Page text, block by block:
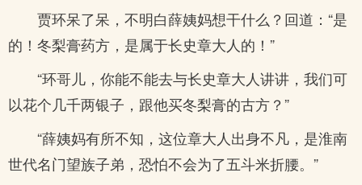
贾环呆了呆，不明白薛姨妈想干什么？回道：“是
的！冬梨膏药方，是属于长史章大人的！”
“环哥儿，你能不能去与长史章大人讲讲，我们可
以花个几千两银子，跟他买冬梨膏的古方？”
“薛姨妈有所不知，这位章大人出身不凡，是淮南
世代名门望族子弟，恐怕不会为了五斗米折腰。”